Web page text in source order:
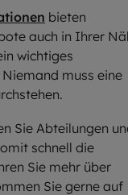
bieten
auch in Ihrer
wichtiges
muss eine
Sie Abteilungen
schnell die
Sie mehr über
Sie gerne auf